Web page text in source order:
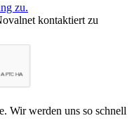
zu.
kontaktiert zu
Wir werden uns so schnell